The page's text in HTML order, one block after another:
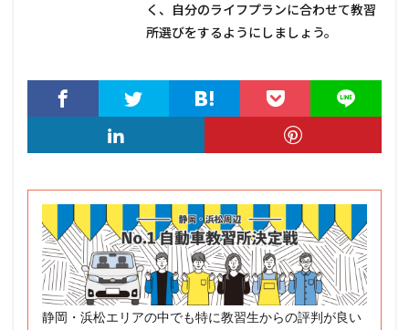
く、自分のライフプランに合わせて教習
所選びをするようにしましょう。
静岡・浜松エリアの中でも特に教習生からの評判が良い